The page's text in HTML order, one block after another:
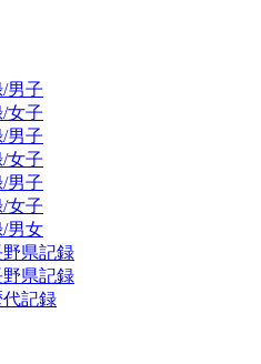
男子
女子
男子
女子
男子
女子
男女
県記録
県記録
記録